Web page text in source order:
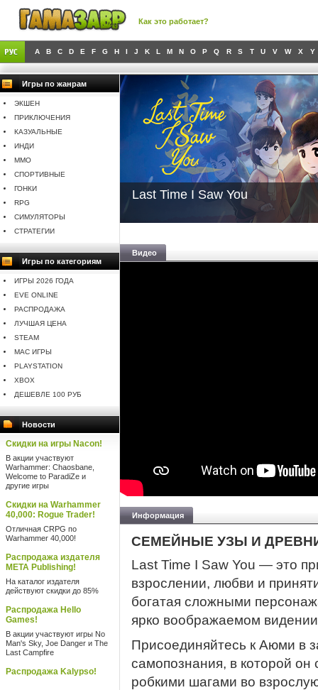
Как это работает?
A B C D E F G H I J K L M N O P Q R S T U V W X Y
Игры по жанрам
ЭКШЕН
ПРИКЛЮЧЕНИЯ
КАЗУАЛЬНЫЕ
ИНДИ
MMO
СПОРТИВНЫЕ
ГОНКИ
RPG
СИМУЛЯТОРЫ
СТРАТЕГИИ
Игры по категориям
ИГРЫ 2026 ГОДА
EVE ONLINE
РАСПРОДАЖА
ЛУЧШАЯ ЦЕНА
STEAM
MAC ИГРЫ
PLAYSTATION
XBOX
ДЕШЕВЛЕ 100 РУБ
Новости
Скидки на игры Nacon!
В акции участвуют
Warhammer: Chaosbane,
Welcome to ParadiZe и
другие игры
Скидки на Warhammer
40,000: Rogue Trader!
Отличная CRPG по
Warhammer 40,000!
Распродажа издателя
META Publishing!
На каталог издателя
действуют скидки до 85%
Распродажа Hello
Games!
В акции участвуют игры No
Man's Sky, Joe Danger и The
Last Campfire
Распродажа Kalypso!
Last Time I Saw You
Видео
Информация
СЕМЕЙНЫЕ УЗЫ И
Last Time I Saw You — это
взрослении, любви и
богатая сложными
ярко воображаемом
Присоединяйтесь к Аюми в
самопознания, в которой
робкими шагами во